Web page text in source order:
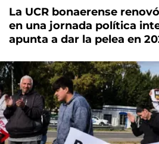
La UCR bonaerense
en una jornada política
apunta a dar la pelea en